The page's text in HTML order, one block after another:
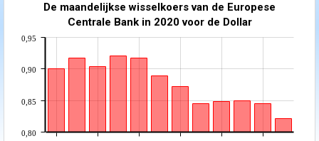
De maandelijkse wisselkoers van de Europese
Centrale Bank in 2020 voor de Dollar
0,80
0,85
0,90
0,95